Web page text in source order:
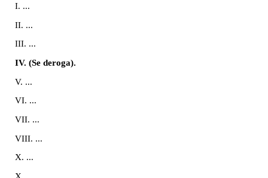
I. ...
II. ...
III. ...
IV. (Se deroga).
V. ...
VI. ...
VII. ...
VIII. ...
X. ...